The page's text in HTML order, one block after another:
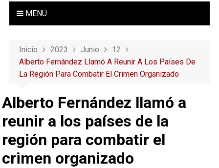
MENU
Inicio 2023 Junio
12
Alberto Fernández Llamó A Reunir A Los Países De
La Región Para Combatir El Crimen Organizado
Alberto Fernández llamó a
reunir a los países de la
región para combatir el
crimen organizado